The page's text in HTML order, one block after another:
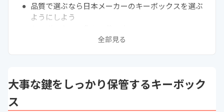
品質で選ぶなら日本メーカーのキーボックスを選ぶ
ようにしよう
キーボックスはドンキホーテやニトリに売ってる？
全部見る
大事な鍵をしっかり保管するキーボック
ス